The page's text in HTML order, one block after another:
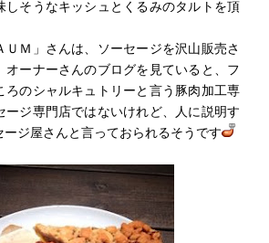
しそうなキッシュとくるみのタルトを頂
ＵＭ」さんは、ソーセージを沢山販売さ
オーナーさんのブログを見ていると、フ
ろのシャルキュトリーと言う豚肉加工専
ージ専門店ではないけれど、人に説明す
ージ屋さんと言っておられるそうです